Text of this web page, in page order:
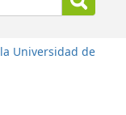
Universidad de